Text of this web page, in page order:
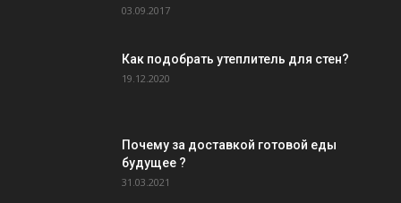
03.09.2017
Как подобрать утеплитель для стен?
19.12.2020
Почему за доставкой готовой еды
будущее ?
31.03.2021